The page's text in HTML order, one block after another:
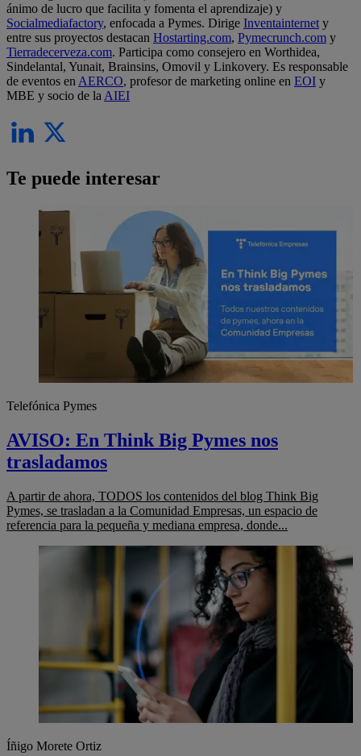
ánimo de lucro que facilita y fomenta el aprendizaje) y
Socialmediafactory, enfocada a Pymes. Dirige Inventainternety
entre sus proyectos destacan Hostarting.com, Pymecrunch.com y
Tierradecerveza.com. Participa como consejero en Worthidea,
Sindelantal, Yunait, Brainsins, Omovil y Linkovery. Es responsable
de eventos enAERCO, profesor de marketing online en EOI y
MBE y socio de laAIEI
Te puede interesar
Telefónica Pymes
AVISO: En Think Big Pymes nos
trasladamos
A partir de ahora, TODOS los contenidos del blog Think Big
Pymes, se trasladan a la Comunidad Empresas, un espacio de
referencia para la pequeña y mediana empresa, donde...
Íñigo Morete Ortiz